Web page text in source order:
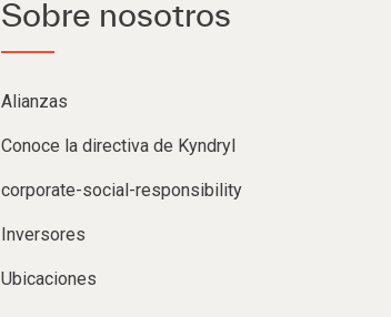
Sobre nosotros
Alianzas
Conoce la directiva de Kyndryl
corporate-social-responsibility
Inversores
Ubicaciones